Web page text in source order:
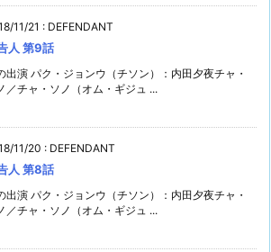
11/21 : DEFENDANT
人 第9話
出演 パク・ジョンウ（チソン）：内田夕夜チャ・
／チャ・ソノ（オム・ギジュ ...
11/20 : DEFENDANT
人 第8話
出演 パク・ジョンウ（チソン）：内田夕夜チャ・
／チャ・ソノ（オム・ギジュ ...